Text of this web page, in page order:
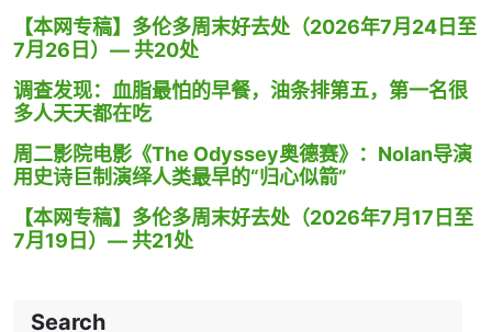
【本网专稿】多伦多周末好去处（2026年7月24日至
7月26日）— 共20处
调查发现：血脂最怕的早餐，油条排第五，第一名很
多人天天都在吃
周二影院电影《The Odyssey奥德赛》：Nolan导演
用史诗巨制演绎人类最早的“归心似箭”
【本网专稿】多伦多周末好去处（2026年7月17日至
7月19日）— 共21处
Search